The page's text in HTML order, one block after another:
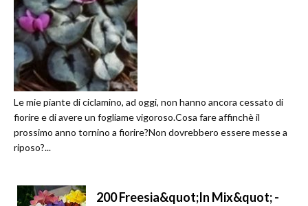
Le mie piante di ciclamino, ad oggi, non hanno ancora cessato di
fiorire e di avere un fogliame vigoroso.Cosa fare affinchè il
prossimo anno tornino a fiorire?Non dovrebbero essere messe a
riposo?...
200 Freesia&quot;In Mix&quot; -